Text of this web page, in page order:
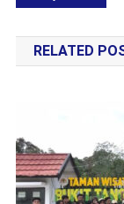
RELATED